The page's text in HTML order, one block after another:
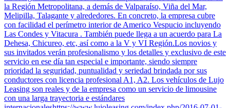
la Región Metropolitana, a demás de Valparaíso, Viña del Mar,
Melipilla, Talagante y alrededores. En concreto, la empresa cubre
con facilidad el perímetro interior de Americo Vespucio incluyendo
Las Condes y Vitacura . También puede llega a un acuerdo para La
Dehesa, Chicureo, etc, así como a la V y VI Región.Los novios y
sus invitados verán profesionalismo y los detalles y exclusivo de este
servicio en ese día tan especial e importante, siendo siempre
prioridad la seguridad, puntualidad y seriedad brindada por sus
conductores con licencia profesional A1, A2. Los vehículos de Lujo
Leasing son reales y de la empresa como un servicio de limousine
con una larga trayectoria e estándares